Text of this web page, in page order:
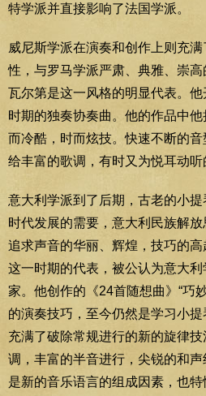
特学派并直接影响了法国学派。
威尼斯学派在演奏和创作上则充
性，与罗马学派严肃、典雅、崇
瓦尔第是这一风格的明显代表。
时期的独奏协奏曲。他的作品中
而冷酷，时而炫技。快速不断的
给丰富的歌调，有时又为悦耳动听
意大利学派到了后期，古老的小
时代发展的需要，意大利民族解
追求声音的华丽、辉煌，技巧的高
这一时期的代表，被公认为意大
家。他创作的《24首随想曲》“巧
的演奏技巧，至今仍然是学习小
充满了破除常规进行的新的旋律
调，丰富的半音进行，尖锐的和
是新的音乐语言的组成因素，也特